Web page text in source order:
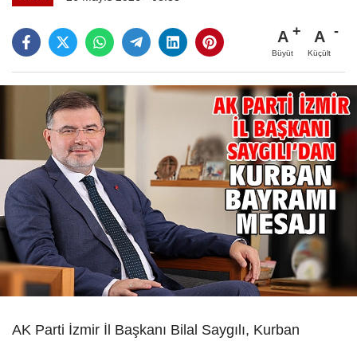
A
Büyüt
A
Küçült
AK Parti İzmir İl Başkanı Bilal Saygılı, Kurban